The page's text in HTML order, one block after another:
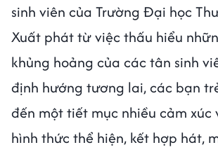
sinh viên của Trường Đại học
Xuất phát từ việc thấu hiểu
khủng hoảng của các tân sinh
định hướng tương lai, các bạn
đến một tiết mục nhiều cảm
hình thức thể hiện, kết hợp hát,